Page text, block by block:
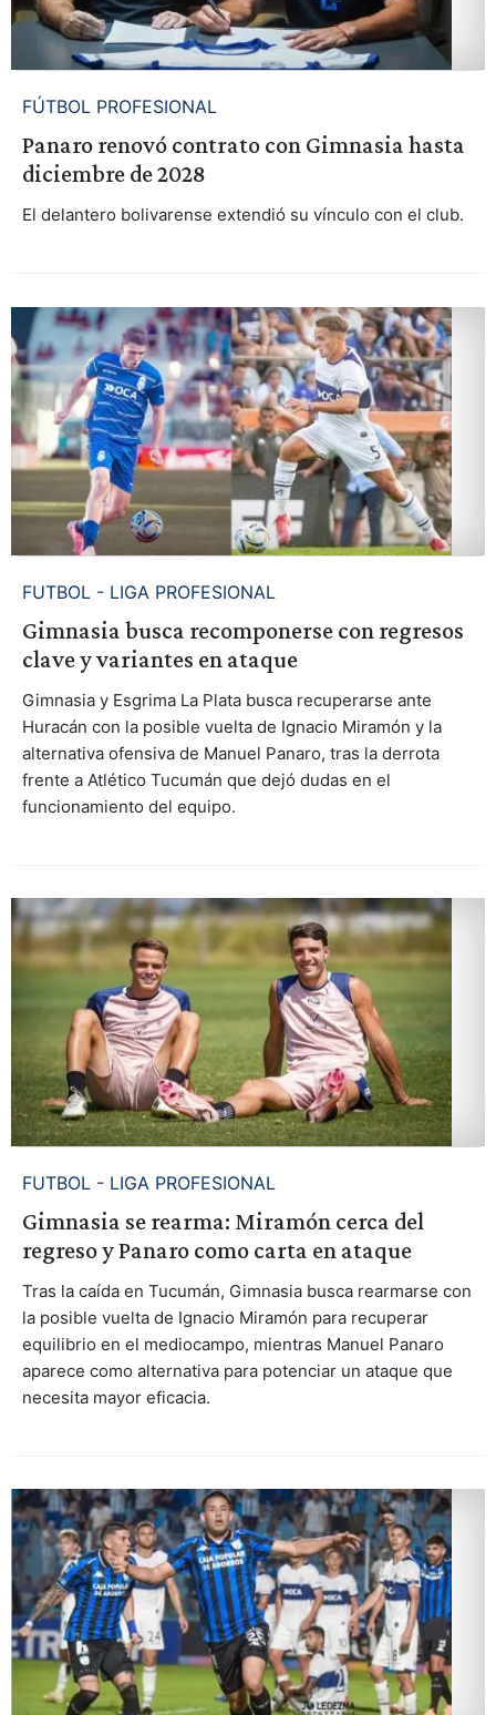
FÚTBOL PROFESIONAL
Panaro renovó contrato con Gimnasia hasta
diciembre de 2028
El delantero bolivarense extendió su vínculo con el club.
FUTBOL - LIGA PROFESIONAL
Gimnasia busca recomponerse con regresos
clave y variantes en ataque
Gimnasia y Esgrima La Plata busca recuperarse ante
Huracán con la posible vuelta de Ignacio Miramón y la
alternativa ofensiva de Manuel Panaro, tras la derrota
frente a Atlético Tucumán que dejó dudas en el
funcionamiento del equipo.
FUTBOL - LIGA PROFESIONAL
Gimnasia se rearma: Miramón cerca del
regreso y Panaro como carta en ataque
Tras la caída en Tucumán, Gimnasia busca rearmarse con
la posible vuelta de Ignacio Miramón para recuperar
equilibrio en el mediocampo, mientras Manuel Panaro
aparece como alternativa para potenciar un ataque que
necesita mayor eficacia.